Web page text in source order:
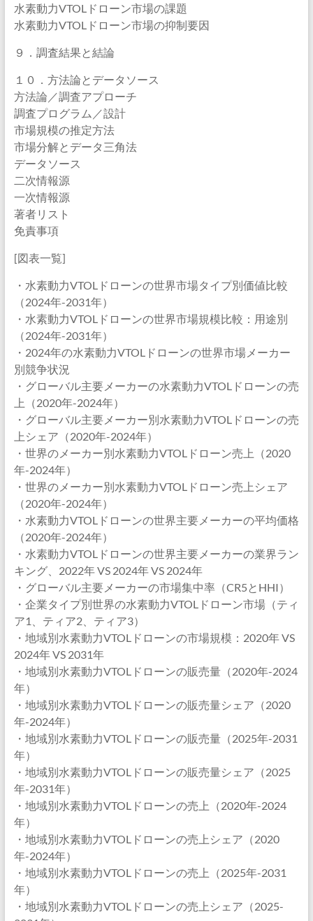
水素動力VTOLドローン市場の課題
水素動力VTOLドローン市場の抑制要因
９．調査結果と結論
１０．方法論とデータソース
方法論／調査アプローチ
調査プログラム／設計
市場規模の推定方法
市場分解とデータ三角法
データソース
二次情報源
一次情報源
著者リスト
免責事項
[図表一覧]
・水素動力VTOLドローンの世界市場タイプ別価値比較
（2024年-2031年）
・水素動力VTOLドローンの世界市場規模比較：用途別
（2024年-2031年）
・2024年の水素動力VTOLドローンの世界市場メーカー
別競争状況
・グローバル主要メーカーの水素動力VTOLドローンの売
上（2020年-2024年）
・グローバル主要メーカー別水素動力VTOLドローンの売
上シェア（2020年-2024年）
・世界のメーカー別水素動力VTOLドローン売上（2020
年-2024年）
・世界のメーカー別水素動力VTOLドローン売上シェア
（2020年-2024年）
・水素動力VTOLドローンの世界主要メーカーの平均価格
（2020年-2024年）
・水素動力VTOLドローンの世界主要メーカーの業界ラン
キング、2022年 VS 2024年 VS 2024年
・グローバル主要メーカーの市場集中率（CR5とHHI）
・企業タイプ別世界の水素動力VTOLドローン市場（ティ
ア1、ティア2、ティア3）
・地域別水素動力VTOLドローンの市場規模：2020年 VS
2024年 VS 2031年
・地域別水素動力VTOLドローンの販売量（2020年-2024
年）
・地域別水素動力VTOLドローンの販売量シェア（2020
年-2024年）
・地域別水素動力VTOLドローンの販売量（2025年-2031
年）
・地域別水素動力VTOLドローンの販売量シェア（2025
年-2031年）
・地域別水素動力VTOLドローンの売上（2020年-2024
年）
・地域別水素動力VTOLドローンの売上シェア（2020
年-2024年）
・地域別水素動力VTOLドローンの売上（2025年-2031
年）
・地域別水素動力VTOLドローンの売上シェア（2025-